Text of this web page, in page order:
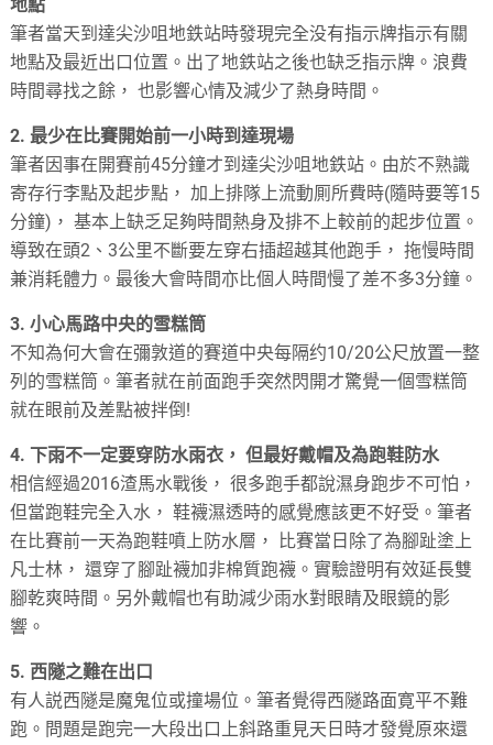
地點
筆者當天到達尖沙咀地鉄站時發現完全没有指示牌指示有關
地點及最近出口位置。出了地鉄站之後也缺乏指示牌。浪費
時間尋找之餘， 也影響心情及減少了熱身時間。
2. 最少在比賽開始前一小時到達現場
筆者因事在開賽前45分鐘才到達尖沙咀地鉄站。由於不熟識
寄存行李點及起步點， 加上排隊上流動厠所費時(隨時要等15
分鐘)， 基本上缺乏足夠時間熱身及排不上較前的起步位置。
導致在頭2、3公里不斷要左穿右插超越其他跑手， 拖慢時間
兼消耗體力。最後大會時間亦比個人時間慢了差不多3分鐘。
3. 小心馬路中央的雪糕筒
不知為何大會在彌敦道的賽道中央每隔约10/20公尺放置一整
列的雪糕筒。筆者就在前面跑手突然閃開才驚覺一個雪糕筒
就在眼前及差點被拌倒!
4. 下雨不一定要穿防水雨衣， 但最好戴帽及為跑鞋防水
相信經過2016渣馬水戰後， 很多跑手都說濕身跑步不可怕，
但當跑鞋完全入水， 鞋襪濕透時的感覺應該更不好受。筆者
在比賽前一天為跑鞋噴上防水層， 比賽當日除了為腳趾塗上
凡士林， 還穿了腳趾襪加非棉質跑襪。實驗證明有效延長雙
腳乾爽時間。另外戴帽也有助減少雨水對眼睛及眼鏡的影
響。
5. 西隧之難在出口
有人説西隧是魔鬼位或撞場位。筆者覺得西隧路面寛平不難
跑。問題是跑完一大段出口上斜路重見天日時才發覺原來還